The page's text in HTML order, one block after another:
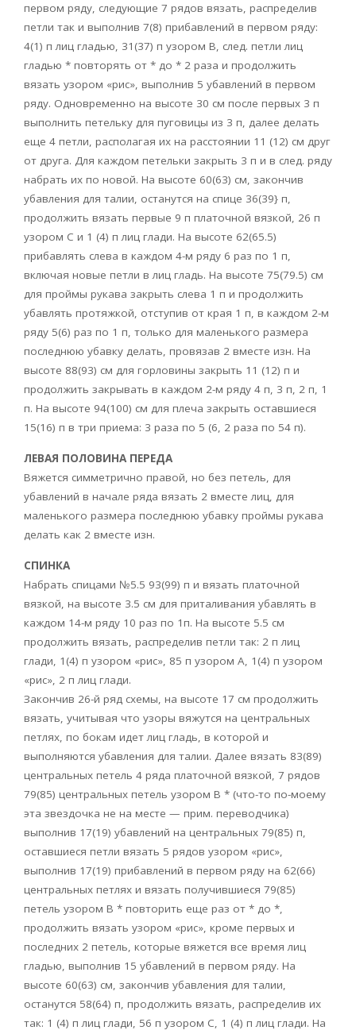
первом ряду, следующие 7 рядов вязать, распределив
петли так и выполнив 7(8) прибавлений в первом ряду:
4(1) п лиц гладью, 31(37) п узором В, след. петли лиц
гладью * повторять от * до * 2 раза и продолжить
вязать узором «рис», выполнив 5 убавлений в первом
ряду. Одновременно на высоте 30 см после первых 3 п
выполнить петельку для пуговицы из 3 п, далее делать
еще 4 петли, располагая их на расстоянии 11 (12) см друг
от друга. Для каждом петельки закрыть 3 п и в след. ряду
набрать их по новой. На высоте 60(63) см, закончив
убавления для талии, останутся на спице 36(39} п,
продолжить вязать первые 9 п платочной вязкой, 26 п
узором С и 1 (4) п лиц глади. На высоте 62(65.5)
прибавлять слева в каждом 4-м ряду 6 раз по 1 п,
включая новые петли в лиц гладь. На высоте 75(79.5) см
для проймы рукава закрыть слева 1 п и продолжить
убавлять протяжкой, отступив от края 1 п, в каждом 2-м
ряду 5(6) раз по 1 п, только для маленького размера
последнюю убавку делать, провязав 2 вместе изн. На
высоте 88(93) см для горловины закрыть 11 (12) п и
продолжить закрывать в каждом 2-м ряду 4 п, 3 п, 2 п, 1
п. На высоте 94(100) см для плеча закрыть оставшиеся
15(16) п в три приема: 3 раза по 5 (6, 2 раза по 54 п).
ЛЕВАЯ ПОЛОВИНА ПЕРЕДА
Вяжется симметрично правой, но без петель, для
убавлений в начале ряда вязать 2 вместе лиц, для
маленького размера последнюю убавку проймы рукава
делать как 2 вместе изн.
СПИНКА
Набрать спицами №5.5 93(99) п и вязать платочной
вязкой, на высоте 3.5 см для приталивания убавлять в
каждом 14-м ряду 10 раз по 1п. На высоте 5.5 см
продолжить вязать, распределив петли так: 2 п лиц
глади, 1(4) п узором «рис», 85 п узором А, 1(4) п узором
«рис», 2 п лиц глади.
Закончив 26-й ряд схемы, на высоте 17 см продолжить
вязать, учитывая что узоры вяжутся на центральных
петлях, по бокам идет лиц гладь, в которой и
выполняются убавления для талии. Далее вязать 83(89)
центральных петель 4 ряда платочной вязкой, 7 рядов
79(85) центральных петель узором В * (что-то по-моему
эта звездочка не на месте — прим. переводчика)
выполнив 17(19) убавлений на центральных 79(85) п,
оставшиеся петли вязать 5 рядов узором «рис»,
выполнив 17(19) прибавлений в первом ряду на 62(66)
центральных петлях и вязать получившиеся 79(85)
петель узором В * повторить еще раз от * до *,
продолжить вязать узором «рис», кроме первых и
последних 2 петель, которые вяжется все время лиц
гладью, выполнив 15 убавлений в первом ряду. На
высоте 60(63) см, закончив убавления для талии,
останутся 58(64) п, продолжить вязать, распределив их
так: 1 (4) п лиц глади, 56 п узором С, 1 (4) п лиц глади. На